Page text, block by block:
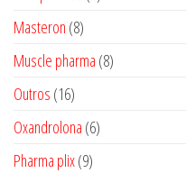
Masteron 88
produtos
Muscle pharma 88
Outros 1616
produtos
Oxandrolona 66
Pharma plix 99